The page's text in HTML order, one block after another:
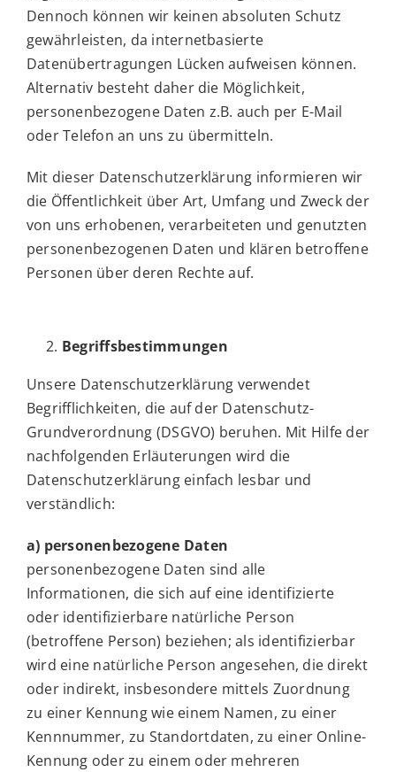
Dennoch können wir keinen absoluten Schutz
gewährleisten, da internetbasierte
Datenübertragungen Lücken aufweisen können.
Alternativ besteht daher die Möglichkeit,
personenbezogene Daten z.B. auch per E-Mail
oder Telefon an uns zu übermitteln.
Mit dieser Datenschutzerklärung informieren wir
die Öffentlichkeit über Art, Umfang und Zweck der
von uns erhobenen, verarbeiteten und genutzten
personenbezogenen Daten und klären betroffene
Personen über deren Rechte auf.
Begriffsbestimmungen
Unsere Datenschutzerklärung verwendet
Begrifflichkeiten, die auf der Datenschutz-
Grundverordnung (DSGVO) beruhen. Mit Hilfe der
nachfolgenden Erläuterungen wird die
Datenschutzerklärung einfach lesbar und
verständlich:
a) personenbezogene Daten
personenbezogene Daten sind alle
Informationen, die sich auf eine identifizierte
oder identifizierbare natürliche Person
(betroffene Person) beziehen; als identifizierbar
wird eine natürliche Person angesehen, die direkt
oder indirekt, insbesondere mittels Zuordnung
zu einer Kennung wie einem Namen, zu einer
Kennnummer, zu Standortdaten, zu einer Online-
Kennung oder zu einem oder mehreren